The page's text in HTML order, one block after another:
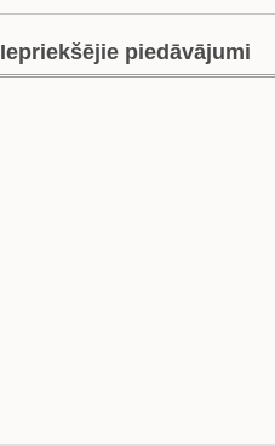
Iepriekšējie piedāvājumi